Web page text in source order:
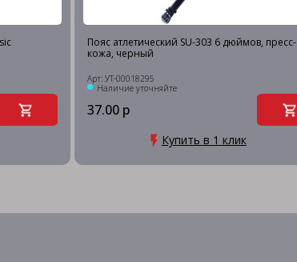
Пояс атлетический SU-303 6 дюймов, пресс-
кожа, черный
Арт: УТ-00018295
Наличие уточняйте
37.00 р
Купить в 1 клик